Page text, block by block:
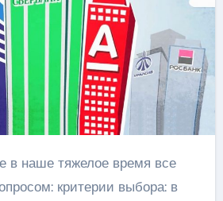
критерии выбора: в